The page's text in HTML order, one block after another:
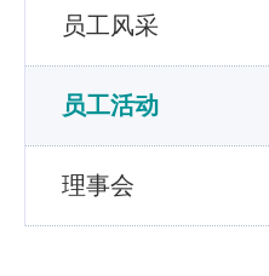
员工风采
员工活动
理事会